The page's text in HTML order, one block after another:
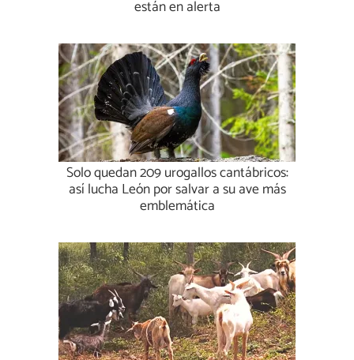
están en alerta
Solo quedan 209 urogallos cantábricos:
así lucha León por salvar a su ave más
emblemática